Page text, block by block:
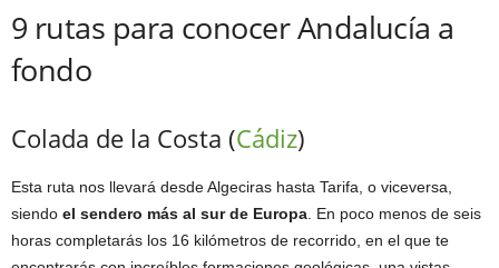
9 rutas para conocer Andalucía a
fondo
Colada de la Costa (Cádiz)
Esta ruta nos llevará desde Algeciras hasta Tarifa, o viceversa,
siendo el sendero más al sur de Europa . En poco menos de seis
horas completarás los 16 kilómetros de recorrido, en el que te